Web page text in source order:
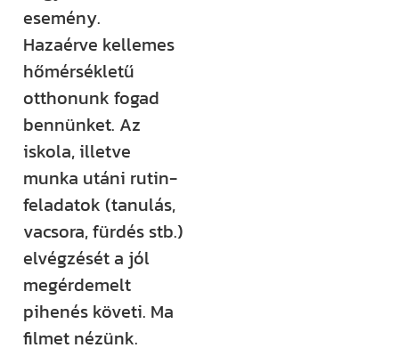
esemény.
Hazaérve kellemes
hőmérsékletű
otthonunk fogad
bennünket. Az
iskola, illetve
munka utáni rutin-
feladatok (tanulás,
vacsora, fürdés stb.)
elvégzését a jól
megérdemelt
pihenés követi. Ma
filmet nézünk.